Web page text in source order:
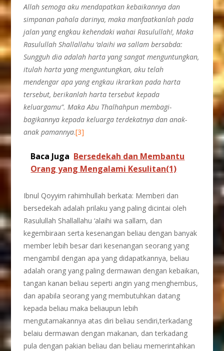
Allah semoga aku mendapatkan kebaikannya dan
simpanan pahala darinya, maka manfaatkanlah pada
jalan yang engkau kehendaki wahai Rasulullah!, Maka
Rasulullah Shallallahu ‘alaihi wa sallam bersabda:
Sungguh dia adalah harta yang sangat menguntungkan,
itulah harta yang menguntungkan, aku telah
mendengar apa yang engkau ikrarkan pada harta
tersebut, berikanlah harta tersebut kepada
keluargamu”. Maka Abu Thalhahpun membagi-
bagikannya kepada keluarga terdekatnya dan anak-
anak pamannya.[3]
Baca Juga Bersedekah dan Membantu
Orang yang Mengalami Kesulitan(1)
Ibnul Qoyyim rahimhullah berkata: Memberi dan
bersedekah adalah prilaku yang paling dicintai oleh
Rasulullah Shallallahu ‘alaihi wa sallam, dan
kegembiraan serta kesenangan beliau dengan banyak
member lebih besar dari kesenangan seorang yang
mengambil dengan apa yang didapatkannya, beliau
adalah orang yang paling dermawan dengan kebaikan,
tangan kanan beliau seperti angin yang menghembus,
dan apabila seorang yang membutuhkan datang
kepada beliau maka beliaupun lebih
mengutamakannya atas diri beliau sendiri,terkadang
belaiu dermawan dengan makanan, dan terkadang
pula dengan pakian beliau dan beliau memerintahkan